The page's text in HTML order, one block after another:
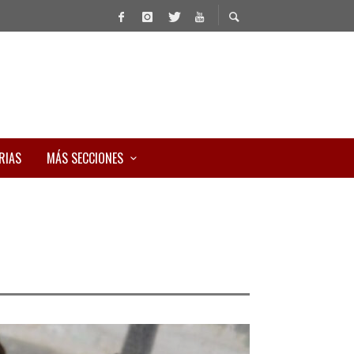
MÁS SECCIONES